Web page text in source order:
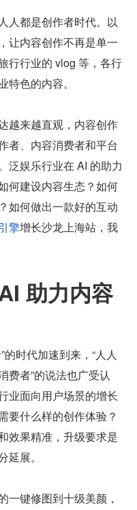
人都是创作者时代。以
让内容创作不再是单一
行行业的 vlog 等，各行
色的内容。
越来越直观，内容创作
者、内容消费者和平台
泛娱乐行业在 AI 的助力
何建设内容生态？如何
如何做出一款好的互动
擎增长沙龙上海站，我
助力内容
时代加速到来，“人人
费者”的说法也广受认
业面向用户场景的增长
要什么样的创作体验？
效果精准，升级要求是
展。
一键修图到十级美颜，